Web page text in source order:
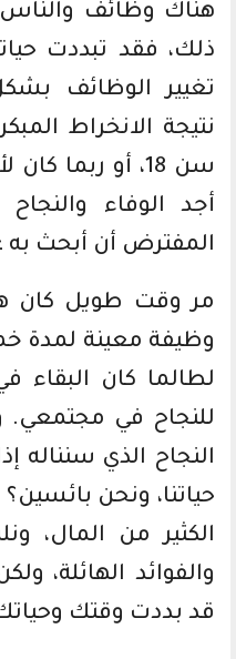
هناك وظائف والناس
ذلك، فقد تبددت
تغيير الوظائف
نتيجة الانخراط
سن 18، أو ربما
أجد الوفاء
المفترض أن أبحث
مر وقت طويل كان
وظيفة معينة لمدة
لطالما كان البقاء
للنجاح في مجتمعي.
النجاح الذي سنناله
حياتنا، ونحن
الكثير من المال،
والفوائد الهائلة،
قد بددت وقتك